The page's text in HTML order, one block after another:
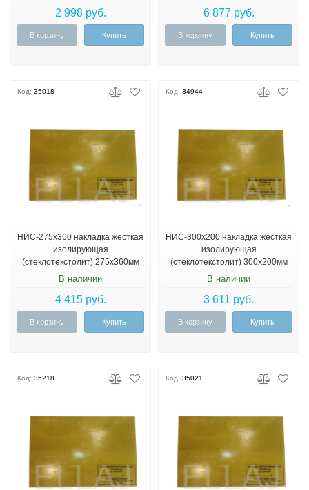
2 998 руб.
В корзину Купить
6 877 руб.
В корзину Купить
Код: 35018
НИС-275х360 накладка жесткая
изолирующая
(стеклотекстолит) 275х360мм
В наличии
4 415 руб.
В корзину Купить
Код: 34944
НИС-300х200 накладка жесткая
изолирующая
(стеклотекстолит) 300х200мм
В наличии
3 611 руб.
В корзину Купить
Код: 35218 Код: 35021